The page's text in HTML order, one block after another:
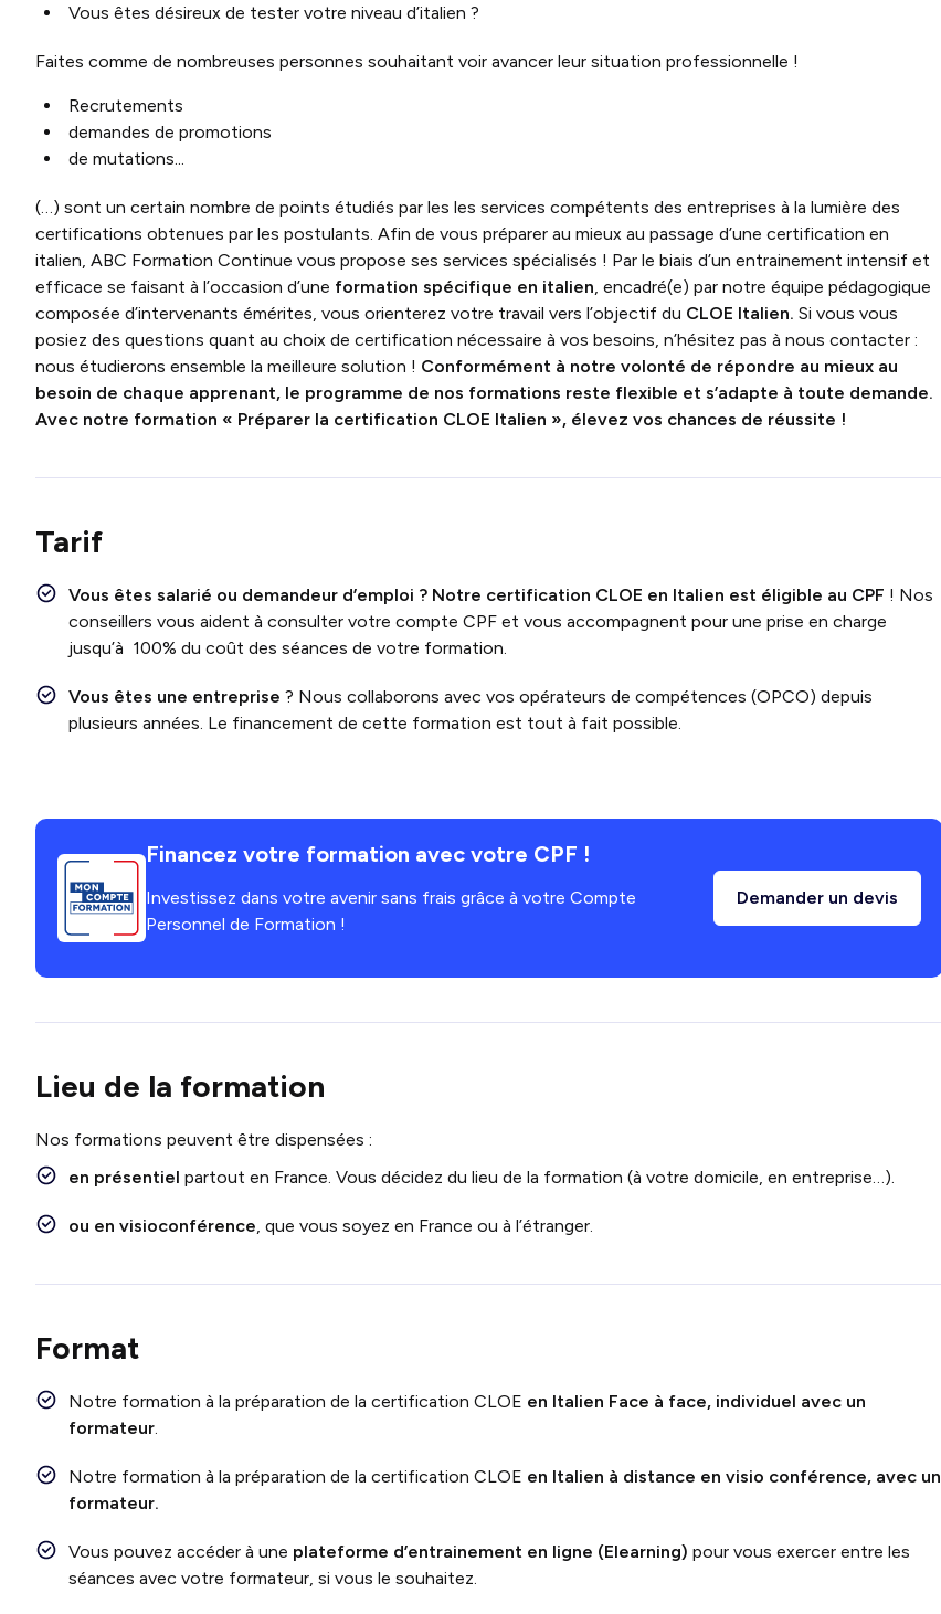
Vous êtes désireux de tester votre niveau d’italien ?
Faites comme de nombreuses personnes souhaitant voir avancer leur situation professionnelle !
Recrutements
demandes de promotions
de mutations...
(…) sont un certain nombre de points étudiés par les les services compétents des entreprises à la lumière des
certifications obtenues par les postulants. Afin de vous préparer au mieux au passage d’une certification en
italien, ABC Formation Continue vous propose ses services spécialisés ! Par le biais d’un entrainement intensif et
efficace se faisant à l’occasion d’une formation spécifique en italien, encadré(e) par notre équipe pédagogique
composée d’intervenants émérites, vous orienterez votre travail vers l’objectif du CLOE Italien. Si vous vous
posiez des questions quant au choix de certification nécessaire à vos besoins, n’hésitez pas à nous contacter :
nous étudierons ensemble la meilleure solution ! Conformément à notre volonté de répondre au mieux au
besoin de chaque apprenant, le programme de nos formations reste flexible et s’adapte à toute demande.
Avec notre formation « Préparer la certification CLOE Italien », élevez vos chances de réussite !
Tarif
Vous êtes salarié ou demandeur d’emploi ? Notre certification CLOE en Italien est éligible au CPF ! Nos
conseillers vous aident à consulter votre compte CPF et vous accompagnent pour une prise en charge
jusqu’à 100% du coût des séances de votre formation.
Vous êtes une entreprise ? Nous collaborons avec vos opérateurs de compétences (OPCO) depuis
plusieurs années. Le financement de cette formation est tout à fait possible.
Financez votre formation avec votre CPF !
Investissez dans votre avenir sans frais grâce à votre Compte
Personnel de Formation !
Demander un devis
Lieu de la formation
Nos formations peuvent être dispensées :
en présentiel partout en France. Vous décidez du lieu de la formation (à votre domicile, en entreprise…).
ou en visioconférence, que vous soyez en France ou à l’étranger.
Format
Notre formation à la préparation de la certification CLOE en Italien Face à face, individuel avec un
formateur.
Notre formation à la préparation de la certification CLOE en Italien à distance en visio conférence, avec un
formateur.
Vous pouvez accéder à une plateforme d’entrainement en ligne (Elearning) pour vous exercer entre les
séances avec votre formateur, si vous le souhaitez.